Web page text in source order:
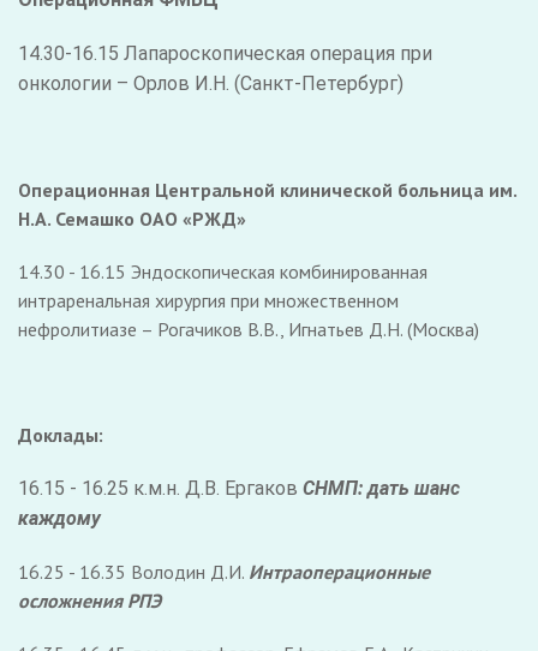
14.30-16.15 Лапароскопическая операция при
онкологии – Орлов И.Н. (Санкт-Петербург)
Операционная Центральной клинической больница им.
Н.А. Семашко ОАО «РЖД»
14.30 - 16.15 Эндоскопическая комбинированная
интраренальная хирургия при множественном
нефролитиазе – Рогачиков В.В., Игнатьев Д.Н. (Москва)
Доклады:
16.15 - 16.25 к.м.н. Д.В. Ергаков СНМП: дать шанс
каждому
16.25 - 16.35 Володин Д.И. Интраоперационные
осложнения РПЭ